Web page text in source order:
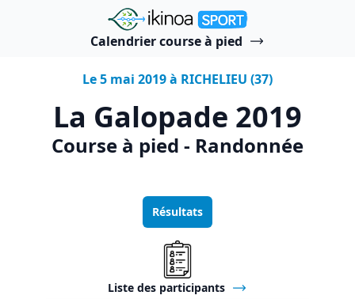
"Ikinoa Sport"
Calendrier course à pied
Le 5 mai 2019 à RICHELIEU (37)
La Galopade 2019
Course à pied - Randonnée
Résultats
Liste des participants